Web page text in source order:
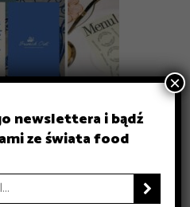
miejsc, które warto znać
Design
historyczna gala w Krakowie
Co dziś decyduje o jego
Design
żeby naprawdę
Design
newslettera i bądź
ze świata food

×